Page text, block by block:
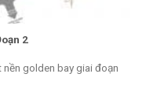
2
golden bay giai đoạn